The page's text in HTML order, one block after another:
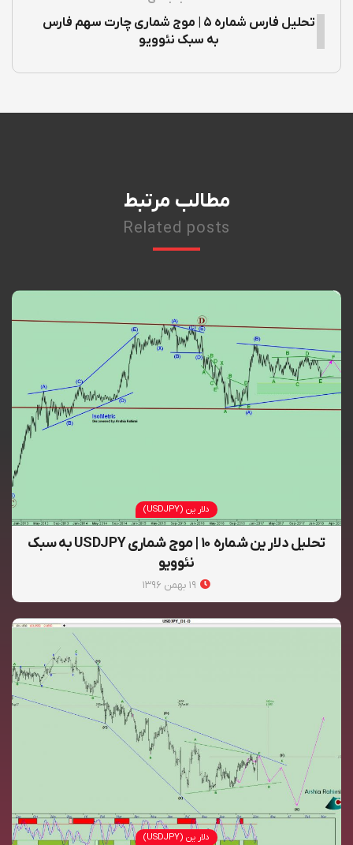
تحلیل فارس شماره ۵ | موج شماری چارت سهم فارس
به سبک نئوویو
مطالب مرتبط
Related posts
دلار ین (USDJPY)
تحلیل دلار ین شماره ۱۰ | موج شماری USDJPY به سبک
نئوویو
دلار ین (USDJPY)